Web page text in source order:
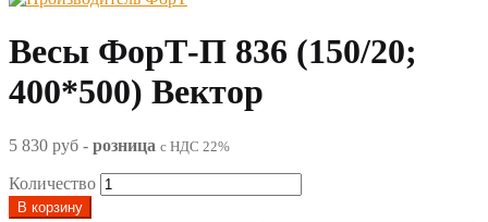
Bесы ФорТ-П 836 (150/20;
400*500) Вектор
5 830 руб - розница с НДС 22%
Количество
В корзину